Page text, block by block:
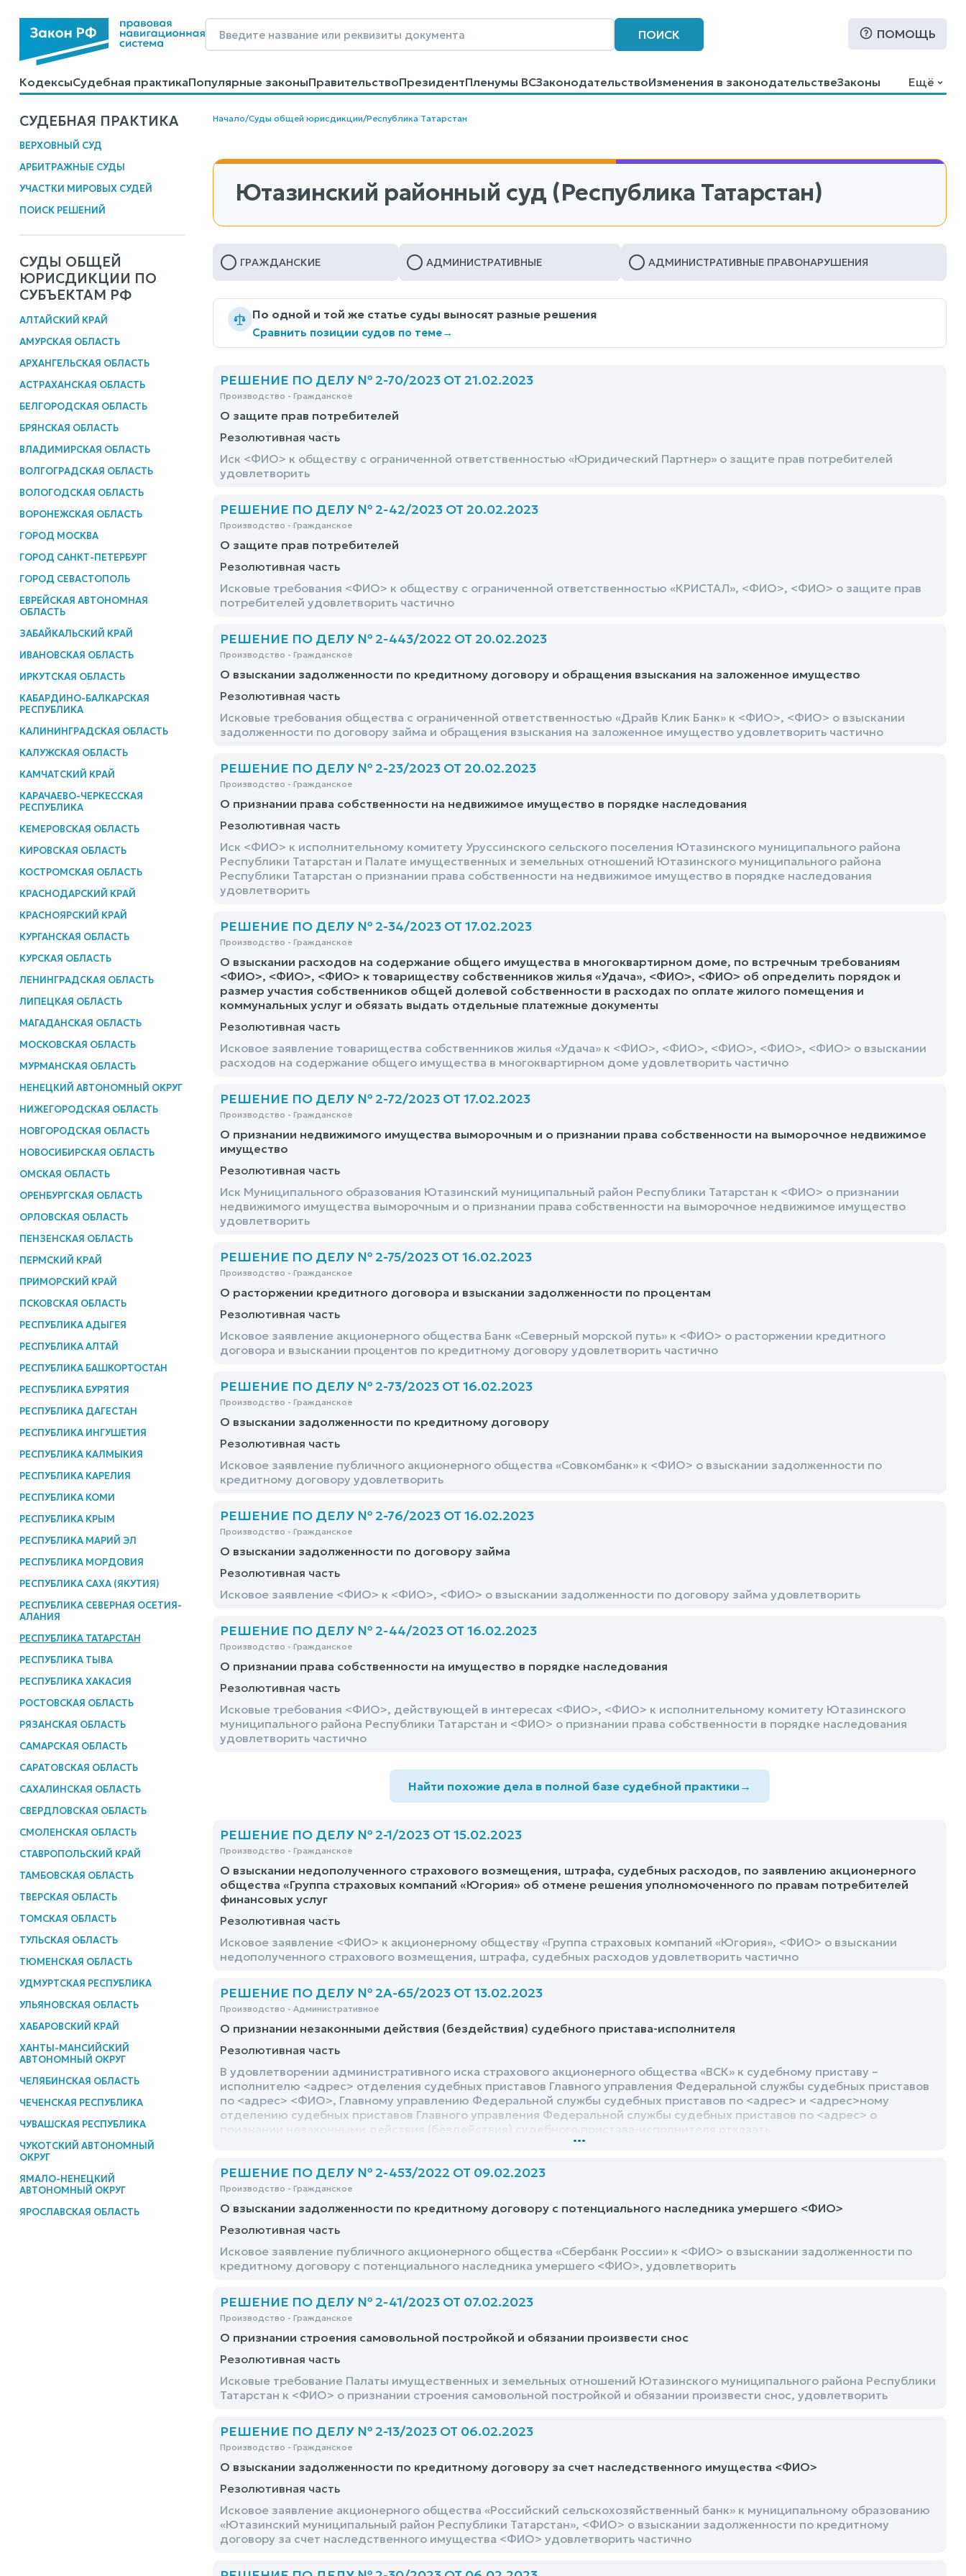
ПОИСК ПОМОЩЬ
КодексыСудебная практикаПопулярные законыПравительствоПрезидентПленумы ВСЗаконодательствоИзменения в законодательствеЗаконы
КалькуляторыСправочные материалыОбразцы договоровКонтактыПомощьПоиск
Ещё
СУДЕБНАЯ ПРАКТИКА
ВЕРХОВНЫЙ СУД
АРБИТРАЖНЫЕ СУДЫ
УЧАСТКИ МИРОВЫХ СУДЕЙ
ПОИСК РЕШЕНИЙ
СУДЫ ОБЩЕЙ
ЮРИСДИКЦИИ ПО
СУБЪЕКТАМ РФ
АЛТАЙСКИЙ КРАЙ
АМУРСКАЯ ОБЛАСТЬ
АРХАНГЕЛЬСКАЯ ОБЛАСТЬ
АСТРАХАНСКАЯ ОБЛАСТЬ
БЕЛГОРОДСКАЯ ОБЛАСТЬ
БРЯНСКАЯ ОБЛАСТЬ
ВЛАДИМИРСКАЯ ОБЛАСТЬ
ВОЛГОГРАДСКАЯ ОБЛАСТЬ
ВОЛОГОДСКАЯ ОБЛАСТЬ
ВОРОНЕЖСКАЯ ОБЛАСТЬ
ГОРОД МОСКВА
ГОРОД САНКТ-ПЕТЕРБУРГ
ГОРОД СЕВАСТОПОЛЬ
ЕВРЕЙСКАЯ АВТОНОМНАЯ
ОБЛАСТЬ
ЗАБАЙКАЛЬСКИЙ КРАЙ
ИВАНОВСКАЯ ОБЛАСТЬ
ИРКУТСКАЯ ОБЛАСТЬ
КАБАРДИНО-БАЛКАРСКАЯ
РЕСПУБЛИКА
КАЛИНИНГРАДСКАЯ ОБЛАСТЬ
КАЛУЖСКАЯ ОБЛАСТЬ
КАМЧАТСКИЙ КРАЙ
КАРАЧАЕВО-ЧЕРКЕССКАЯ
РЕСПУБЛИКА
КЕМЕРОВСКАЯ ОБЛАСТЬ
КИРОВСКАЯ ОБЛАСТЬ
КОСТРОМСКАЯ ОБЛАСТЬ
КРАСНОДАРСКИЙ КРАЙ
КРАСНОЯРСКИЙ КРАЙ
КУРГАНСКАЯ ОБЛАСТЬ
КУРСКАЯ ОБЛАСТЬ
ЛЕНИНГРАДСКАЯ ОБЛАСТЬ
ЛИПЕЦКАЯ ОБЛАСТЬ
МАГАДАНСКАЯ ОБЛАСТЬ
МОСКОВСКАЯ ОБЛАСТЬ
МУРМАНСКАЯ ОБЛАСТЬ
НЕНЕЦКИЙ АВТОНОМНЫЙ ОКРУГ
НИЖЕГОРОДСКАЯ ОБЛАСТЬ
НОВГОРОДСКАЯ ОБЛАСТЬ
НОВОСИБИРСКАЯ ОБЛАСТЬ
ОМСКАЯ ОБЛАСТЬ
ОРЕНБУРГСКАЯ ОБЛАСТЬ
ОРЛОВСКАЯ ОБЛАСТЬ
ПЕНЗЕНСКАЯ ОБЛАСТЬ
ПЕРМСКИЙ КРАЙ
ПРИМОРСКИЙ КРАЙ
ПСКОВСКАЯ ОБЛАСТЬ
РЕСПУБЛИКА АДЫГЕЯ
РЕСПУБЛИКА АЛТАЙ
РЕСПУБЛИКА БАШКОРТОСТАН
РЕСПУБЛИКА БУРЯТИЯ
РЕСПУБЛИКА ДАГЕСТАН
РЕСПУБЛИКА ИНГУШЕТИЯ
РЕСПУБЛИКА КАЛМЫКИЯ
РЕСПУБЛИКА КАРЕЛИЯ
РЕСПУБЛИКА КОМИ
РЕСПУБЛИКА КРЫМ
РЕСПУБЛИКА МАРИЙ ЭЛ
РЕСПУБЛИКА МОРДОВИЯ
РЕСПУБЛИКА САХА (ЯКУТИЯ)
РЕСПУБЛИКА СЕВЕРНАЯ ОСЕТИЯ-
АЛАНИЯ
РЕСПУБЛИКА ТАТАРСТАН
РЕСПУБЛИКА ТЫВА
РЕСПУБЛИКА ХАКАСИЯ
РОСТОВСКАЯ ОБЛАСТЬ
РЯЗАНСКАЯ ОБЛАСТЬ
САМАРСКАЯ ОБЛАСТЬ
САРАТОВСКАЯ ОБЛАСТЬ
САХАЛИНСКАЯ ОБЛАСТЬ
СВЕРДЛОВСКАЯ ОБЛАСТЬ
СМОЛЕНСКАЯ ОБЛАСТЬ
СТАВРОПОЛЬСКИЙ КРАЙ
ТАМБОВСКАЯ ОБЛАСТЬ
ТВЕРСКАЯ ОБЛАСТЬ
ТОМСКАЯ ОБЛАСТЬ
ТУЛЬСКАЯ ОБЛАСТЬ
ТЮМЕНСКАЯ ОБЛАСТЬ
УДМУРТСКАЯ РЕСПУБЛИКА
УЛЬЯНОВСКАЯ ОБЛАСТЬ
ХАБАРОВСКИЙ КРАЙ
ХАНТЫ-МАНСИЙСКИЙ
АВТОНОМНЫЙ ОКРУГ
ЧЕЛЯБИНСКАЯ ОБЛАСТЬ
ЧЕЧЕНСКАЯ РЕСПУБЛИКА
ЧУВАШСКАЯ РЕСПУБЛИКА
ЧУКОТСКИЙ АВТОНОМНЫЙ
ОКРУГ
ЯМАЛО-НЕНЕЦКИЙ
АВТОНОМНЫЙ ОКРУГ
ЯРОСЛАВСКАЯ ОБЛАСТЬ
Начало/Суды общей юрисдикции/Республика Татарстан
Ютазинский районный суд (Республика Татарстан)
ГРАЖДАНСКИЕ АДМИНИСТРАТИВНЫЕ АДМИНИСТРАТИВНЫЕ ПРАВОНАРУШЕНИЯ
По одной и той же статье суды выносят разные решения
Сравнить позиции судов по теме→
РЕШЕНИЕ ПО ДЕЛУ № 2-70/2023 ОТ 21.02.2023
Производство - Гражданское
О защите прав потребителей
Резолютивная часть
Иск <ФИО> к обществу с ограниченной ответственностью «Юридический Партнер» о защите прав потребителей
удовлетворить
РЕШЕНИЕ ПО ДЕЛУ № 2-42/2023 ОТ 20.02.2023
Производство - Гражданское
О защите прав потребителей
Резолютивная часть
Исковые требования <ФИО> к обществу с ограниченной ответственностью «КРИСТАЛ», <ФИО>, <ФИО> о защите прав
потребителей удовлетворить частично
РЕШЕНИЕ ПО ДЕЛУ № 2-443/2022 ОТ 20.02.2023
Производство - Гражданское
О взыскании задолженности по кредитному договору и обращения взыскания на заложенное имущество
Резолютивная часть
Исковые требования общества с ограниченной ответственностью «Драйв Клик Банк» к <ФИО>, <ФИО> о взыскании
задолженности по договору займа и обращения взыскания на заложенное имущество удовлетворить частично
РЕШЕНИЕ ПО ДЕЛУ № 2-23/2023 ОТ 20.02.2023
Производство - Гражданское
О признании права собственности на недвижимое имущество в порядке наследования
Резолютивная часть
Иск <ФИО> к исполнительному комитету Уруссинского сельского поселения Ютазинского муниципального района
Республики Татарстан и Палате имущественных и земельных отношений Ютазинского муниципального района
Республики Татарстан о признании права собственности на недвижимое имущество в порядке наследования
удовлетворить
РЕШЕНИЕ ПО ДЕЛУ № 2-34/2023 ОТ 17.02.2023
Производство - Гражданское
О взыскании расходов на содержание общего имущества в многоквартирном доме, по встречным требованиям
<ФИО>, <ФИО>, <ФИО> к товариществу собственников жилья «Удача», <ФИО>, <ФИО> об определить порядок и
размер участия собственников общей долевой собственности в расходах по оплате жилого помещения и
коммунальных услуг и обязать выдать отдельные платежные документы
Резолютивная часть
Исковое заявление товарищества собственников жилья «Удача» к <ФИО>, <ФИО>, <ФИО>, <ФИО>, <ФИО> о взыскании
расходов на содержание общего имущества в многоквартирном доме удовлетворить частично
РЕШЕНИЕ ПО ДЕЛУ № 2-72/2023 ОТ 17.02.2023
Производство - Гражданское
О признании недвижимого имущества выморочным и о признании права собственности на выморочное недвижимое
имущество
Резолютивная часть
Иск Муниципального образования Ютазинский муниципальный район Республики Татарстан к <ФИО> о признании
недвижимого имущества выморочным и о признании права собственности на выморочное недвижимое имущество
удовлетворить
РЕШЕНИЕ ПО ДЕЛУ № 2-75/2023 ОТ 16.02.2023
Производство - Гражданское
О расторжении кредитного договора и взыскании задолженности по процентам
Резолютивная часть
Исковое заявление акционерного общества Банк «Северный морской путь» к <ФИО> о расторжении кредитного
договора и взыскании процентов по кредитному договору удовлетворить частично
РЕШЕНИЕ ПО ДЕЛУ № 2-73/2023 ОТ 16.02.2023
Производство - Гражданское
О взыскании задолженности по кредитному договору
Резолютивная часть
Исковое заявление публичного акционерного общества «Совкомбанк» к <ФИО> о взыскании задолженности по
кредитному договору удовлетворить
РЕШЕНИЕ ПО ДЕЛУ № 2-76/2023 ОТ 16.02.2023
Производство - Гражданское
О взыскании задолженности по договору займа
Резолютивная часть
Исковое заявление <ФИО> к <ФИО>, <ФИО> о взыскании задолженности по договору займа удовлетворить
РЕШЕНИЕ ПО ДЕЛУ № 2-44/2023 ОТ 16.02.2023
Производство - Гражданское
О признании права собственности на имущество в порядке наследования
Резолютивная часть
Исковые требования <ФИО>, действующей в интересах <ФИО>, <ФИО> к исполнительному комитету Ютазинского
муниципального района Республики Татарстан и <ФИО> о признании права собственности в порядке наследования
удовлетворить частично
Найти похожие дела в полной базе судебной практики →
РЕШЕНИЕ ПО ДЕЛУ № 2-1/2023 ОТ 15.02.2023
Производство - Гражданское
О взыскании недополученного страхового возмещения, штрафа, судебных расходов, по заявлению акционерного
общества «Группа страховых компаний «Югория» об отмене решения уполномоченного по правам потребителей
финансовых услуг
Резолютивная часть
Исковое заявление <ФИО> к акционерному обществу «Группа страховых компаний «Югория», <ФИО> о взыскании
недополученного страхового возмещения, штрафа, судебных расходов удовлетворить частично
РЕШЕНИЕ ПО ДЕЛУ № 2А-65/2023 ОТ 13.02.2023
Производство - Административное
О признании незаконными действия (бездействия) судебного пристава-исполнителя
Резолютивная часть
В удовлетворении административного иска страхового акционерного общества «ВСК» к судебному приставу –
исполнителю <адрес> отделения судебных приставов Главного управления Федеральной службы судебных приставов
по <адрес> <ФИО>, Главному управлению Федеральной службы судебных приставов по <адрес> и <адрес>ному
отделению судебных приставов Главного управления Федеральной службы судебных приставов по <адрес> о
признании незаконными действия (бездействия) судебного пристава-исполнителя отказать
...
РЕШЕНИЕ ПО ДЕЛУ № 2-453/2022 ОТ 09.02.2023
Производство - Гражданское
О взыскании задолженности по кредитному договору с потенциального наследника умершего <ФИО>
Резолютивная часть
Исковое заявление публичного акционерного общества «Сбербанк России» к <ФИО> о взыскании задолженности по
кредитному договору с потенциального наследника умершего <ФИО>, удовлетворить
РЕШЕНИЕ ПО ДЕЛУ № 2-41/2023 ОТ 07.02.2023
Производство - Гражданское
О признании строения самовольной постройкой и обязании произвести снос
Резолютивная часть
Исковые требование Палаты имущественных и земельных отношений Ютазинского муниципального района Республики
Татарстан к <ФИО> о признании строения самовольной постройкой и обязании произвести снос, удовлетворить
РЕШЕНИЕ ПО ДЕЛУ № 2-13/2023 ОТ 06.02.2023
Производство - Гражданское
О взыскании задолженности по кредитному договору за счет наследственного имущества <ФИО>
Резолютивная часть
Исковое заявление акционерного общества «Российский сельскохозяйственный банк» к муниципальному образованию
«Ютазинский муниципальный район Республики Татарстан», <ФИО> о взыскании задолженности по кредитному
договору за счет наследственного имущества <ФИО> удовлетворить частично